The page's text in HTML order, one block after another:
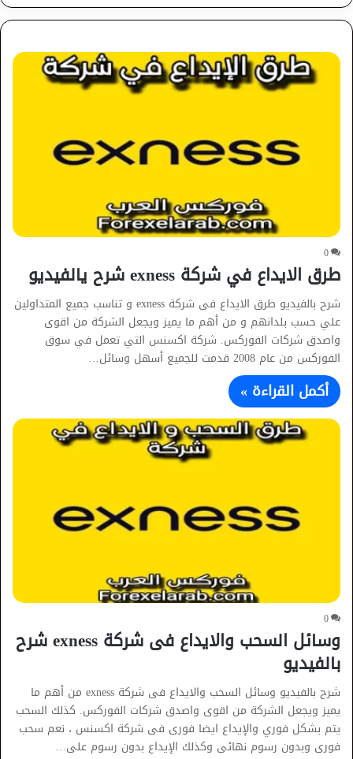
0
طرق الايداع في شركة exness شرح يالفيديو
شرح بالفيديو طرق الايداع فى شركة exness و تناسب جميع المتداولين
علي حسب بلدانهم و من أهم ما يميز ويجعل الشركة من اقوى
واصدق شركات الفوركس. شركة اكسنس التي تعمل في سوق
الفوركس من عام 2008 قدمت للجميع أسهل وسائل…
أكمل القراءة »
0
وسائل السحب والايداع فى شركة exness شرح
بالفيديو
شرح بالفيديو وسائل السحب والايداع فى شركة exness من أهم ما
يميز ويجعل الشركة من اقوى واصدق شركات الفوركس. كذلك السحب
يتم بشكل فوري والإيداع ايضا فورى فى شركة اكسنس ، نعم سحب
فورى وبدون رسوم نهائى وكذلك الإيداع بدون رسوم على…